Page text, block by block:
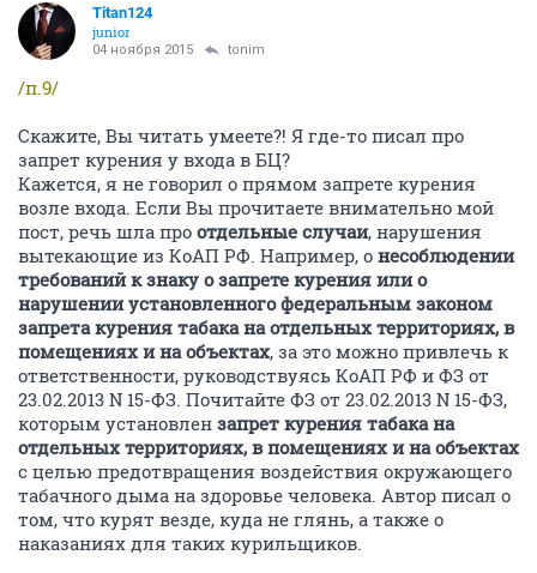
Titan124
junior
04 ноября 2015 tonim
/п.9/
Скажите, Вы читать умеете?! Я где-то писал про
запрет курения у входа в БЦ?
Кажется, я не говорил о прямом запрете курения
возле входа. Если Вы прочитаете внимательно мой
пост, речь шла про отдельные случаи, нарушения
вытекающие из КоАП РФ. Например, о несоблюдении
требований к знаку о запрете курения или о
нарушении установленного федеральным законом
запрета курения табака на отдельных территориях, в
помещениях и на объектах, за это можно привлечь к
ответственности, руководствуясь КоАП РФ и ФЗ от
23.02.2013 N 15-ФЗ. Почитайте ФЗ от 23.02.2013 N 15-ФЗ,
которым установлен запрет курения табака на
отдельных территориях, в помещениях и на объектах
с целью предотвращения воздействия окружающего
табачного дыма на здоровье человека. Автор писал о
том, что курят везде, куда не глянь, а также о
наказаниях для таких курильщиков.